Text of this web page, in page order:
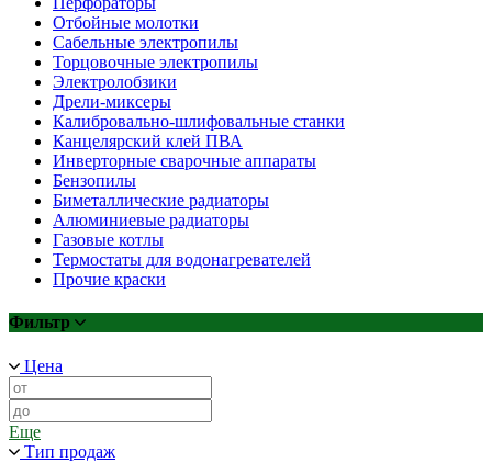
Отбойные молотки
Сабельные электропилы
Торцовочные электропилы
Электролобзики
Дрели-миксеры
Калибровально-шлифовальные станки
Канцелярский клей ПВА
Инверторные сварочные аппараты
Бензопилы
Биметаллические радиаторы
Алюминиевые радиаторы
Газовые котлы
Термостаты для водонагревателей
Прочие краски
Фильтр
Цена
Еще
Тип продаж